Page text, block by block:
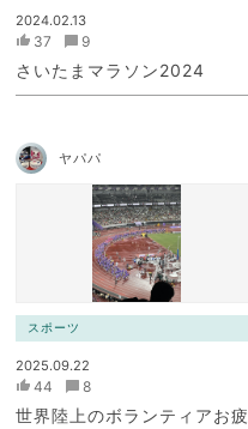
2024.02.13
37 9
さいたまマラソン2024
ヤパパ
スポーツ
2025.09.22
44 8
世界陸上のボランティアお疲